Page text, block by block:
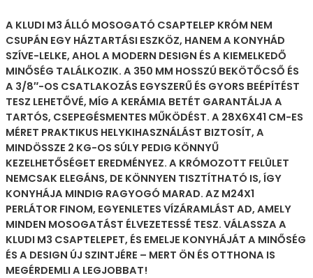
A KLUDI M3 ÁLLÓ MOSOGATÓ CSAPTELEP KRÓM NEM
CSUPÁN EGY HÁZTARTÁSI ESZKÖZ, HANEM A KONYHÁD
SZÍVE-LELKE, AHOL A MODERN DESIGN ÉS A KIEMELKEDŐ
MINŐSÉG TALÁLKOZIK. A 350 MM HOSSZÚ BEKÖTŐCSŐ ÉS
A 3/8″-OS CSATLAKOZÁS EGYSZERŰ ÉS GYORS BEÉPÍTÉST
TESZ LEHETŐVÉ, MÍG A KERÁMIA BETÉT GARANTÁLJA A
TARTÓS, CSEPEGÉSMENTES MŰKÖDÉST. A 28X6X41 CM-ES
MÉRET PRAKTIKUS HELYKIHASZNÁLÁST BIZTOSÍT, A
MINDÖSSZE 2 KG-OS SÚLY PEDIG KÖNNYŰ
KEZELHETŐSÉGET EREDMÉNYEZ. A KRÓMOZOTT FELÜLET
NEMCSAK ELEGÁNS, DE KÖNNYEN TISZTÍTHATÓ IS, ÍGY
KONYHÁJA MINDIG RAGYOGÓ MARAD. AZ M24X1
PERLÁTOR FINOM, EGYENLETES VÍZÁRAMLÁST AD, AMELY
MINDEN MOSOGATÁST ÉLVEZETESSÉ TESZ. VÁLASSZA A
KLUDI M3 CSAPTELEPET, ÉS EMELJE KONYHÁJÁT A MINŐSÉG
ÉS A DESIGN ÚJ SZINTJÉRE – MERT ÖN ÉS OTTHONA IS
MEGÉRDEMLI A LEGJOBBAT!